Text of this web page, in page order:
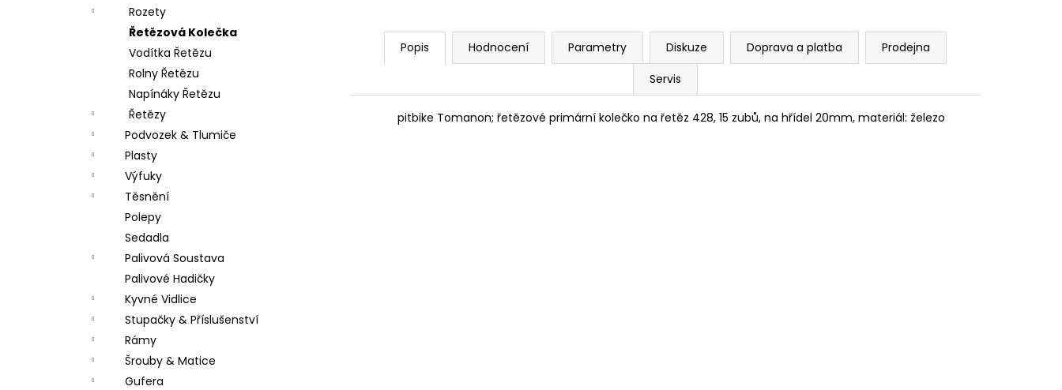
Rozety
Řetězová Kolečka
Vodítka Řetězu
Rolny Řetězu
Napínáky Řetězu
Řetězy
Podvozek & Tlumiče
Plasty
Výfuky
Těsnění
Polepy
Sedadla
Palivová Soustava
Palivové Hadičky
Kyvné Vidlice
Stupačky & Příslušenství
Rámy
Šrouby & Matice
Gufera
Popis Hodnocení Parametry Diskuze Doprava a platba
Prodejna
Servis
pitbike Tomanon; řetězové primární kolečko na řetěz 428, 15 zubů, na hřídel 20mm, materiál: železo